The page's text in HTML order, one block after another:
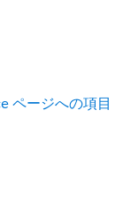
ページへの項目